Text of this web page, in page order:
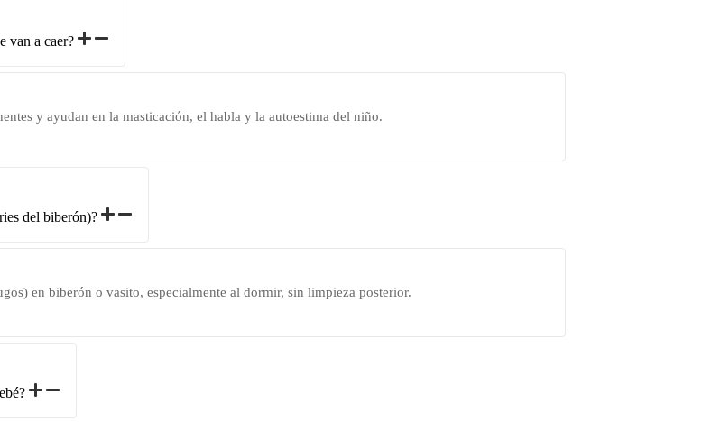
van a caer?
y ayudan en la masticación, el habla y la autoestima del niño.
del biberón)?
en biberón o vasito, especialmente al dormir, sin limpieza posterior.